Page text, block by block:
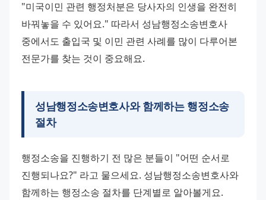
"미국이민 관련 행정처분은 당사자의 인생을 완전히
바꿔놓을 수 있어요." 따라서 성남행정소송변호사
중에서도 출입국 및 이민 관련 사례를 많이 다루어본
전문가를 찾는 것이 중요해요.
성남행정소송변호사와 함께하는 행정소송
절차
행정소송을 진행하기 전 많은 분들이 "어떤 순서로
진행되나요?" 라고 물으세요. 성남행정소송변호사와
함께하는 행정소송 절차를 단계별로 알아볼게요.